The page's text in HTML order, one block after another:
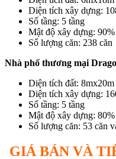
Diện tích xây dựng:
Số tầng: 5 tầng
Mật độ xây dựng: 90%
Số lượng căn: 238 căn
Nhà phố thương mại
Diện tích đất: 8mx20m
Diện tích xây dựng:
Số tầng: 5 tầng
Mật độ xây dựng: 80%
Số lượng căn: 53 căn
GIÁ BÁN VÀ